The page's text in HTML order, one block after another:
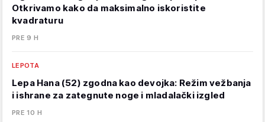
Otkrivamo kako da maksimalno iskoristite
kvadraturu
PRE 9 H
LEPOTA
Lepa Hana (52) zgodna kao devojka: Režim vežbanja
i ishrane za zategnute noge i mladalački izgled
PRE 10 H